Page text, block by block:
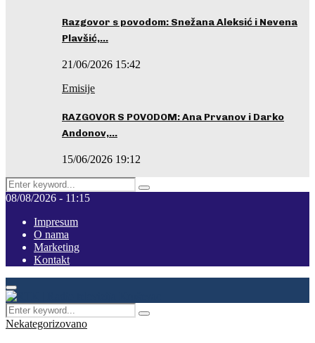
Razgovor s povodom: Snežana Aleksić i Nevena
Plavšić,…
21/06/2026 15:42
Emisije
RAZGOVOR S POVODOM: Ana Prvanov i Darko
Andonov,…
15/06/2026 19:12
Search
for:
Pretraga
08/08/2026 - 11:15
Impresum
O nama
Marketing
Kontakt
Facebook
Instagram
Youtube
Primary
Menu
Search
for:
Pretraga
Nekategorizovano